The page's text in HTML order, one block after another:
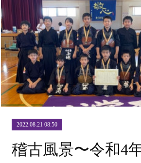
2022.08.21 08:50